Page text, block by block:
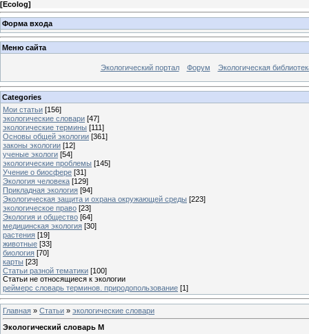
[Ecolog]
Форма входа
Меню сайта
Экологический портал Форум Экологическая
Categories
Мои статьи [156]
экологические словари [47]
экологические термины [111]
Основы общей экологии [361]
законы экологии [12]
ученые экологи [54]
экологические проблемы [145]
Учение о биосфере [31]
Экология человека [129]
Прикладная экология [94]
Экологическая защита и охрана окружающей среды [223]
экологическое право [23]
Экология и общество [64]
медицинская экология [30]
растения [19]
животные [33]
биология [70]
карты [23]
Статьи разной тематики [100]
Статьи не относящиеся к экологии
реймерс словарь терминов. природопользование [1]
Главная » Статьи » экологические словари
Экологический словарь М